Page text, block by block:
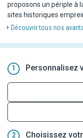
proposons un périple à
sites historiques
mondial et des
Pour plus de flexibilité,
durées :
- Le programme
séjour de 6 nuits au
+ Découvrir tous nos
1 Personnalisez
2 Choisissez